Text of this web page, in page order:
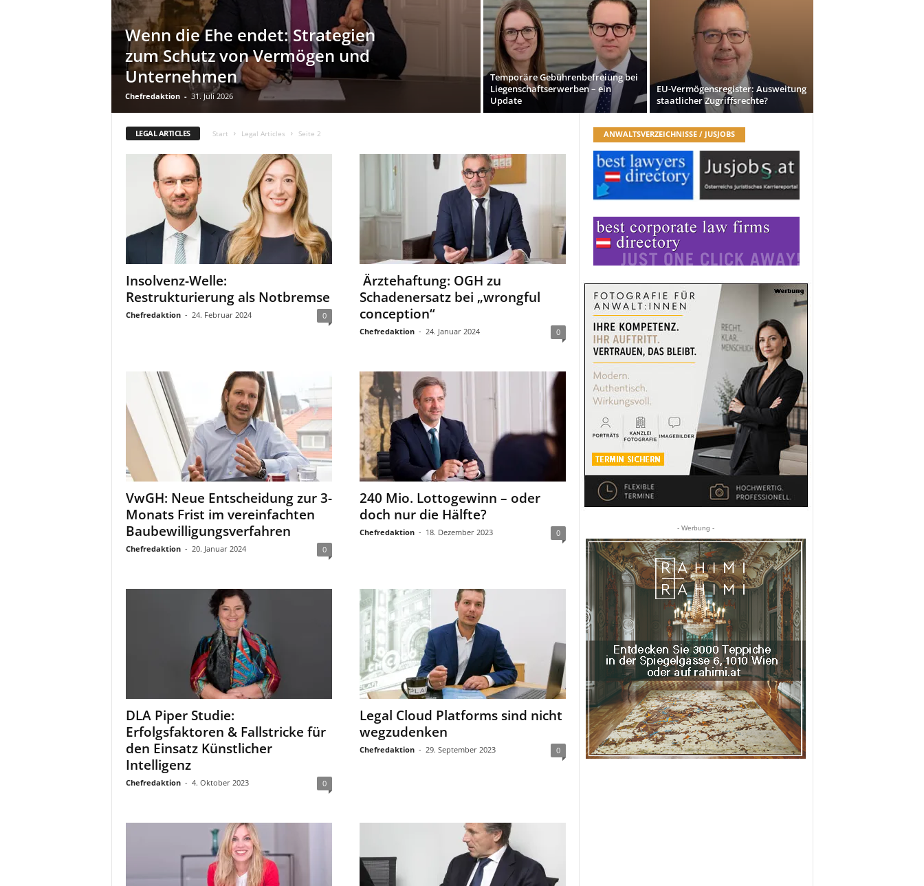
t
Wenn die Ehe endet: Strategien
zum Schutz von Vermögen und
Unternehmen
Chefredaktion - 31. Juli 2026
Temporäre Gebührenbefreiung bei
Liegenschaftserwerben – ein
Update
EU-Vermögensregister: Ausweitung
staatlicher Zugriffsrechte?
LEGAL ARTICLES Start Legal Articles Seite 2
Insolvenz-Welle:
Restrukturierung als Notbremse
Chefredaktion - 24. Februar 2024 0
Ärztehaftung: OGH zu
Schadenersatz bei „wrongful
conception“
Chefredaktion - 24. Januar 2024 0
VwGH: Neue Entscheidung zur 3-
Monats Frist im vereinfachten
Baubewilligungsverfahren
Chefredaktion - 20. Januar 2024 0
240 Mio. Lottogewinn – oder
doch nur die Hälfte?
Chefredaktion - 18. Dezember 2023 0
DLA Piper Studie:
Erfolgsfaktoren & Fallstricke für
den Einsatz Künstlicher
Intelligenz
Chefredaktion - 4. Oktober 2023 0
Legal Cloud Platforms sind nicht
wegzudenken
Chefredaktion - 29. September 2023 0
ANWALTSVERZEICHNISSE / JUSJOBS
- Werbung -